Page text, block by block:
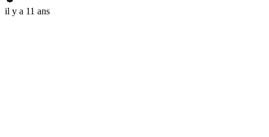
il y a 11 ans